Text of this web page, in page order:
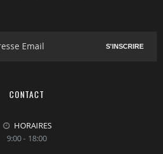
S'INSCRIRE
CONTACT
HORAIRES
9:00 - 18:00